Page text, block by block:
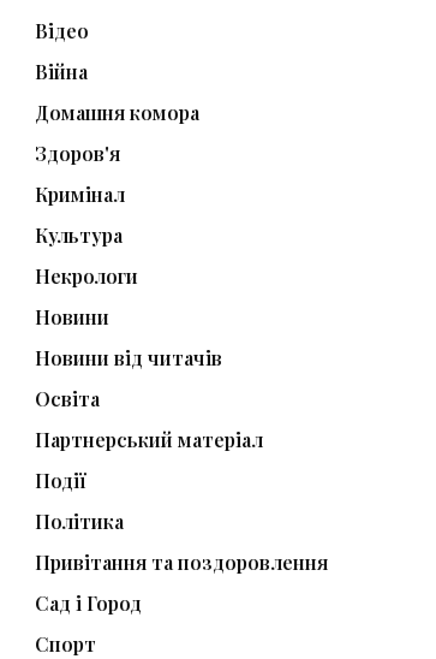
Відео
Війна
Домашня комора
Здоров'я
Кримінал
Культура
Некрологи
Новини
Новини від читачів
Освіта
Партнерський матеріал
Події
Політика
Привітання та поздоровлення
Сад і Город
Спорт